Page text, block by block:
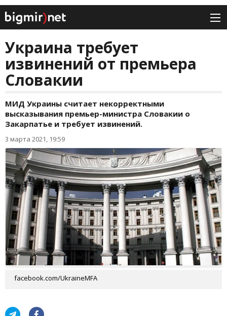
Украина требует
извинений от премьера
Словакии
МИД Украины считает некорректными
высказывания премьер-министра Словакии о
Закарпатье и требует извинений.
3 марта 2021, 19:59
facebook.com/UkraineMFA